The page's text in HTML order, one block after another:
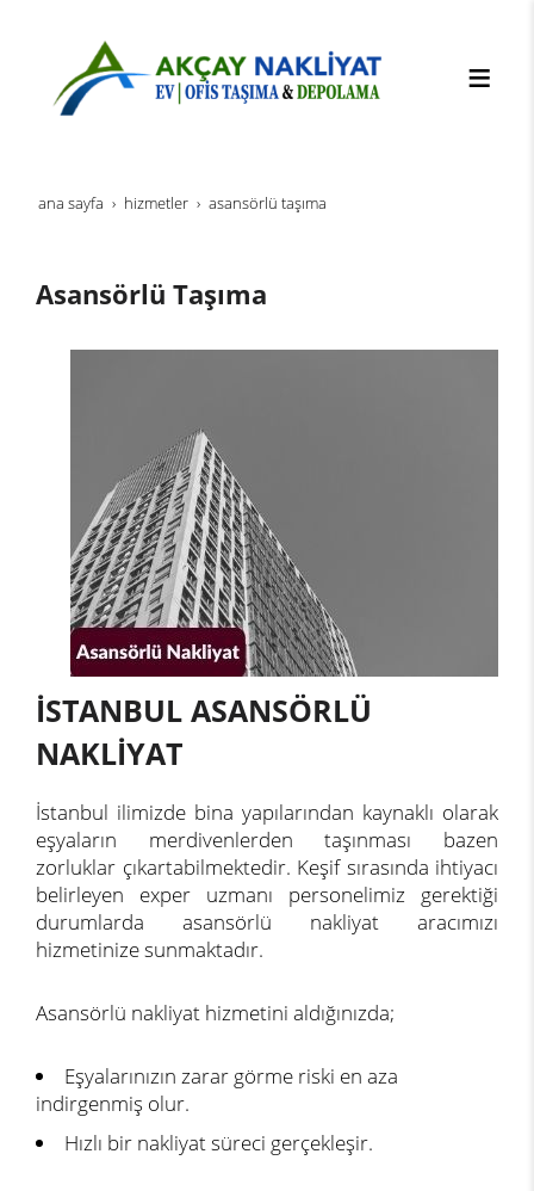
ana sayfa hi̇zmetler asansörlü taşıma
Asansörlü Taşıma
İSTANBUL ASANSÖRLÜ
NAKLİYAT
İstanbul ilimizde bina yapılarından kaynaklı olarak
eşyaların merdivenlerden taşınması bazen
zorluklar çıkartabilmektedir. Keşif sırasında ihtiyacı
belirleyen exper uzmanı personelimiz gerektiği
durumlarda asansörlü nakliyat aracımızı
hizmetinize sunmaktadır.
Asansörlü nakliyat hizmetini aldığınızda;
Eşyalarınızın zarar görme riski en aza
indirgenmiş olur.
Hızlı bir nakliyat süreci gerçekleşir.